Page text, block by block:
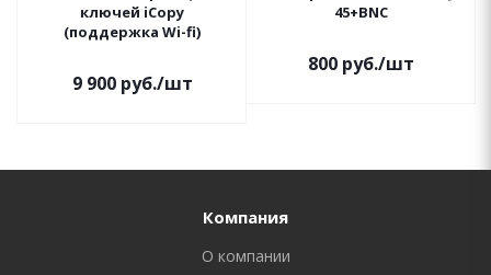
ключей iCopy
(поддержка Wi-fi)
9 900руб./шт
45+BNC
800 руб./шт
Компания
О компании